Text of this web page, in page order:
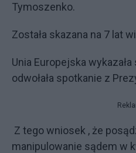
Tymoszenko.
Została skazana na 7 lat
Unia Europejska
odwołała spotkanie z
Z tego wniosek , że
manipulowanie sądem w